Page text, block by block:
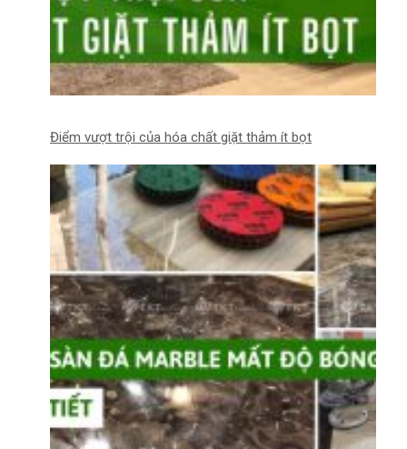
Điểm vượt trội của hóa chất giặt thảm ít bọt